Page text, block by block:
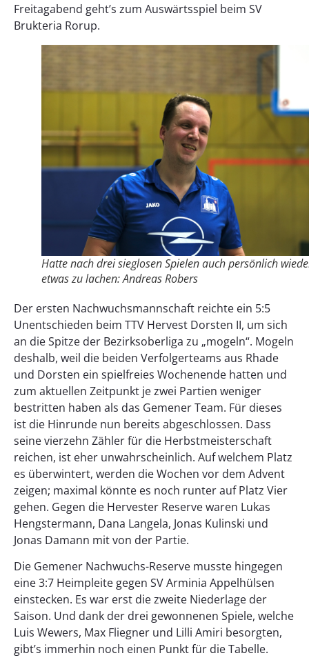
Freitagabend geht’s zum Auswärtsspiel beim SV
Brukteria Rorup.
Hatte nach drei sieglosen Spielen auch persönlich
etwas zu lachen: Andreas Robers
Der ersten Nachwuchsmannschaft reichte ein 5:5
Unentschieden beim TTV Hervest Dorsten II, um sich
an die Spitze der Bezirksoberliga zu „mogeln“. Mogeln
deshalb, weil die beiden Verfolgerteams aus Rhade
und Dorsten ein spielfreies Wochenende hatten und
zum aktuellen Zeitpunkt je zwei Partien weniger
bestritten haben als das Gemener Team. Für dieses
ist die Hinrunde nun bereits abgeschlossen. Dass
seine vierzehn Zähler für die Herbstmeisterschaft
reichen, ist eher unwahrscheinlich. Auf welchem Platz
es überwintert, werden die Wochen vor dem Advent
zeigen; maximal könnte es noch runter auf Platz Vier
gehen. Gegen die Hervester Reserve waren Lukas
Hengstermann, Dana Langela, Jonas Kulinski und
Jonas Damann mit von der Partie.
Die Gemener Nachwuchs-Reserve musste hingegen
eine 3:7 Heimpleite gegen SV Arminia Appelhülsen
einstecken. Es war erst die zweite Niederlage der
Saison. Und dank der drei gewonnenen Spiele, welche
Luis Wewers, Max Fliegner und Lilli Amiri besorgten,
gibt’s immerhin noch einen Punkt für die Tabelle.